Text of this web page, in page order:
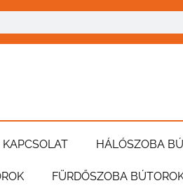
KAPCSOLAT HÁLÓSZOBA
FÜRDŐSZOBA